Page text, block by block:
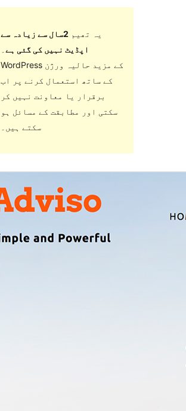
یہ تھیم
2سال سے زیادہ سے
اپڈیٹ نہیں کی گئی ہے
WordPress کے مزید حالیہ ورژن
کے ساتھ استعمال کرنے پر اب
برقرار یا معاونت نہیں کر
سکتی اور مطابقت کے مسائل ہو
سکتے ہیں۔